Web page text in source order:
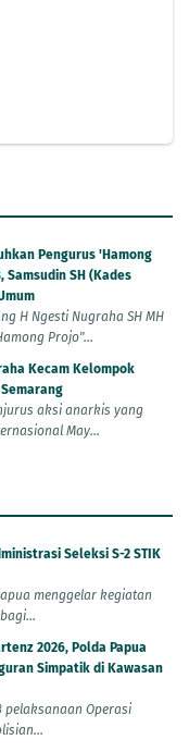
Pengurus 'Hamong
Samsudin SH (Kades
H Ngesti Nugraha SH MH
Projo"...
Kecam Kelompok
aksi anarkis yang
May...
Seleksi S-2 STIK
menggelar kegiatan
2026, Polda Papua
Simpatik di Kawasan
pelaksanaan Operasi